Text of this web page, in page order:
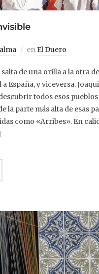
en El Duero
de una orilla a la otra
España, y viceversa.
todos esos
la parte más alta de esas
como «Arribes». En